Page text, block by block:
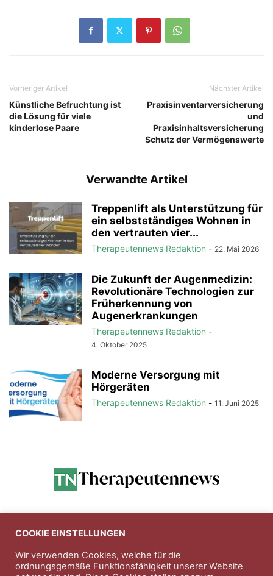
Vorheriger Artikel
Künstliche Befruchtung ist
die Lösung für viele
kinderlose Paare
Nächster Artikel
Praxisinventarversicherung
und
Praxisinhaltsversicherung
Schutz der Vermögenswerte
Verwandte Artikel
Treppenlift als Unterstützung für
ein selbstständiges Wohnen in
den vertrauten vier...
Therapeutennews Redaktion - 22. Mai 2026
Die Zukunft der Augenmedizin:
Revolutionäre Technologien zur
Früherkennung von
Augenerkrankungen
Therapeutennews Redaktion -
4. Oktober 2025
Moderne Versorgung mit
Hörgeräten
Therapeutennews Redaktion - 11. Juni 2025
Anzeigen
Entdecken Sie die hochwertigen
COOKIE EINSTELLUNGEN
Wir verwenden Cookies, welche für die
ordnungsgemäße Funktionsfähigkeit unserer Website